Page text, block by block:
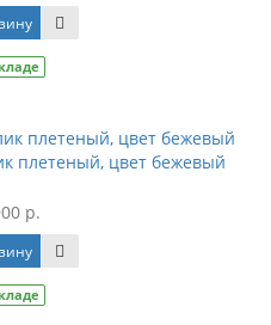
плетеный, цвет бежевый
р.